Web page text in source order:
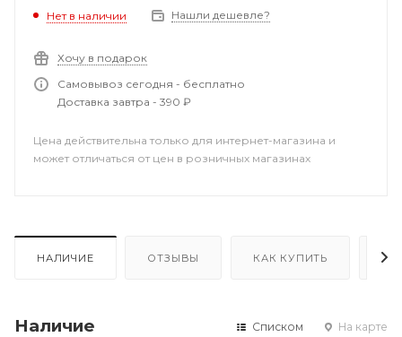
Нет в наличии Нашли дешевле?
Хочу в подарок
Самовывоз сегодня - бесплатно
Доставка завтра - 390 ₽
Цена действительна только для интернет-магазина и
может отличаться от цен в розничных магазинах
НАЛИЧИЕ ОТЗЫВЫ КАК КУПИТЬ
Наличие Списком На карте